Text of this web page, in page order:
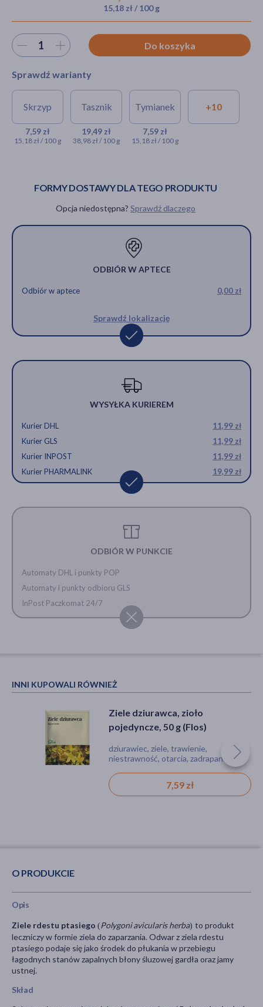
Hit
15,18 zł / 100 g
Wybierz ilość Do koszyka
Sprawdź warianty
Skrzyp
7,59 zł
15,18 zł / 100 g
Ziele skrzypu, zioło
pojedyncze, 50 g (Flos)
Tasznik
19,49 zł
38,98 zł / 100 g
Ziele tasznika, zioło
pojedyncze, 50 g (Flos)
Tymianek
7,59 zł
15,18 zł / 100 g
Ziele
7,59 zł
+10
FORMY DOSTAWY DLA TEGO PRODUKTU
Opcja niedostępna? Sprawdź dlaczego
ODBIÓR W APTECE
Odbiór w aptece 0,00 zł
Sprawdź lokalizację
WYSYŁKA KURIEREM
Kurier DHL
11,99 zł
Kurier GLS
11,99 zł
Kurier INPOST
11,99 zł
Kurier PHARMALINK
19,99 zł
ODBIÓR W PUNKCIE
Automaty DHL i punkty POP
Automaty i punkty odbioru GLS
InPost Paczkomat 24/7
INNI KUPOWALI RÓWNIEŻ
Ziele dziurawca, zioło
pojedyncze, 50 g (Flos)
dziurawiec, ziele, trawienie,
niestrawność, otarcia, zadrapania
7,59 zł
O PRODUKCIE
Opis
Ziele rdestu ptasiego (Polygoni avicularis herba) to produkt
leczniczy w formie ziela do zaparzania. Odwar z ziela rdestu
ptasiego podaje się jako środek do płukania w przebiegu
łagodnych stanów zapalnych błony śluzowej gardła oraz jamy
ustnej.
Skład